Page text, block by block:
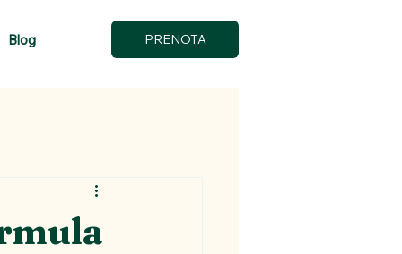
Blog PRENOTA